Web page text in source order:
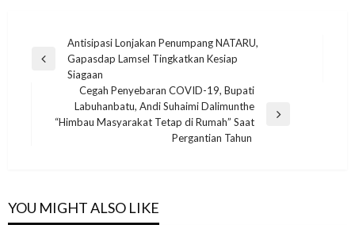
Navigasi
pos
Previous
Antisipasi Lonjakan Penumpang NATARU,
Gapasdap Lamsel Tingkatkan Kesiap
Siagaan
Next
Cegah Penyebaran COVID-19, Bupati
Labuhanbatu, Andi Suhaimi Dalimunthe
“Himbau Masyarakat Tetap di Rumah” Saat
Pergantian Tahun
YOU MIGHT ALSO LIKE